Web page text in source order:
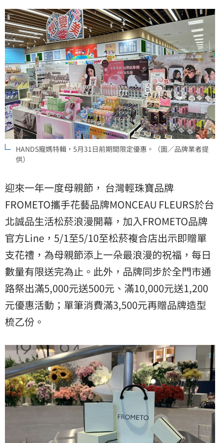
HANDS寵媽特輯，5月31日前期間限定優惠。（圖／品牌業者提
供）
迎來一年一度母親節， 台灣輕珠寶品牌
FROMETO攜手花藝品牌MONCEAU FLEURS於台
北誠品生活松菸浪漫開幕，加入FROMETO品牌
官方Line，5/1至5/10至松菸複合店出示即贈單
支花禮，為母親節添上一朵最浪漫的祝福，每日
數量有限送完為止。此外，品牌同步於全門市通
路祭出滿5,000元送500元、滿10,000元送1,200
元優惠活動；單筆消費滿3,500元再贈品牌造型
梳乙份。